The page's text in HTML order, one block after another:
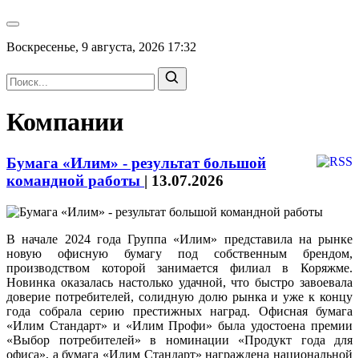
Воскресенье, 9 августа, 2026 17:32
Компании
Бумага «Илим» - результат большой
командной работы | 13.07.2026
В начале 2024 года Группа «Илим» представила на рынке
новую офисную бумагу под собственным брендом,
производством которой занимается филиал в Коряжме.
Новинка оказалась настолько удачной, что быстро завоевала
доверие потребителей, солидную долю рынка и уже к концу
года собрала серию престижных наград. Офисная бумага
«Илим Стандарт» и «Илим Профи» была удостоена премии
«Выбор потребителей» в номинации «Продукт года для
офиса», а бумага «Илим Стандарт» награждена национальной